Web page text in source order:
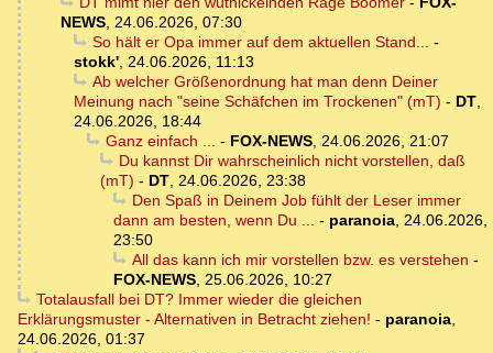
NEWS, 24.06.2026, 07:30
So hält er Opa immer auf dem aktuellen Stand... -
stokk', 24.06.2026, 11:13
Ab welcher Größenordnung hat man denn Deiner
Meinung nach "seine Schäfchen im Trockenen" (mT) - DT,
24.06.2026, 18:44
Ganz einfach ... - FOX-NEWS, 24.06.2026, 21:07
Du kannst Dir wahrscheinlich nicht vorstellen, daß
(mT) - DT, 24.06.2026, 23:38
Den Spaß in Deinem Job fühlt der Leser immer
dann am besten, wenn Du ... - paranoia, 24.06.2026,
23:50
All das kann ich mir vorstellen bzw. es verstehen -
FOX-NEWS, 25.06.2026, 10:27
Totalausfall bei DT? Immer wieder die gleichen
Erklärungsmuster - Alternativen in Betracht ziehen! - paranoia,
24.06.2026, 01:37